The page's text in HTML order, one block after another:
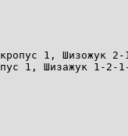
1, Шизожук
1, Шизажук 1-2-